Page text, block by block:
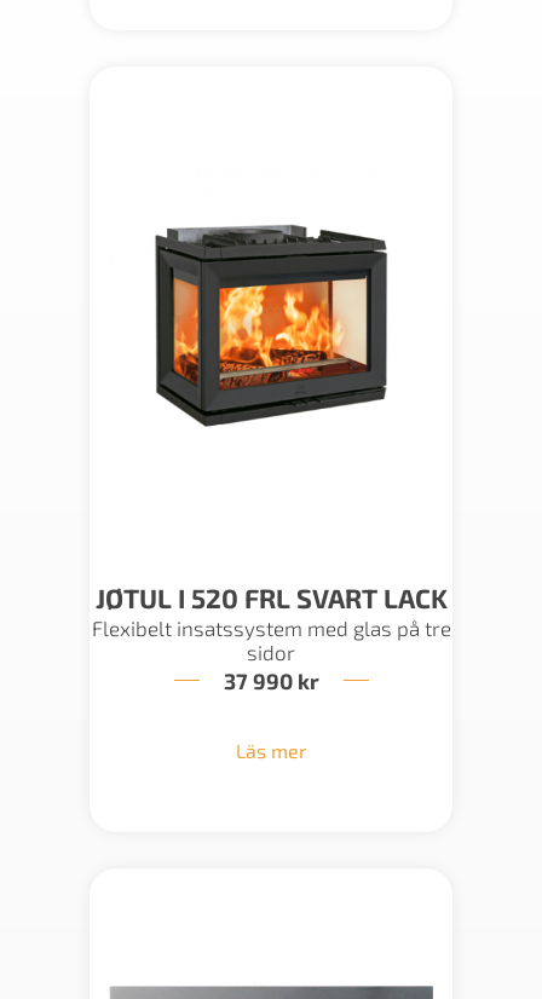
JØTUL I 520 FRL SVART LACK
Flexibelt insatssystem med glas på tre
sidor
37 990 kr
Läs mer